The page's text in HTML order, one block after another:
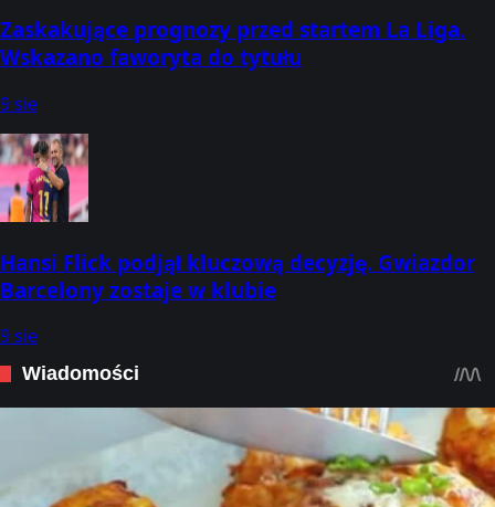
Zaskakujące prognozy przed startem La Liga.
Wskazano faworyta do tytułu
9 sie
Hansi Flick podjął kluczową decyzję. Gwiazdor
Barcelony zostaje w klubie
9 sie